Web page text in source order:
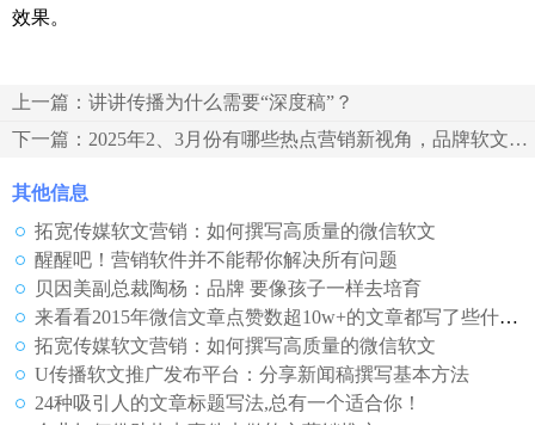
效果。
上一篇：讲讲传播为什么需要“深度稿”？
下一篇：2025年2、3月份有哪些热点营销新视角，品牌软文营销如何巧妙“跟风”不踩雷？U传播分享
其他信息
拓宽传媒软文营销：如何撰写高质量的微信软文
醒醒吧！营销软件并不能帮你解决所有问题
贝因美副总裁陶杨：品牌 要像孩子一样去培育
来看看2015年微信文章点赞数超10w+的文章都写了些什么？
拓宽传媒软文营销：如何撰写高质量的微信软文
U传播软文推广发布平台：分享新闻稿撰写基本方法
24种吸引人的文章标题写法,总有一个适合你！